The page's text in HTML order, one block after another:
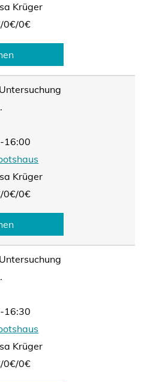
Krüger
0€/0€
16:00
Krüger
0€/0€
16:30
Krüger
0€/0€